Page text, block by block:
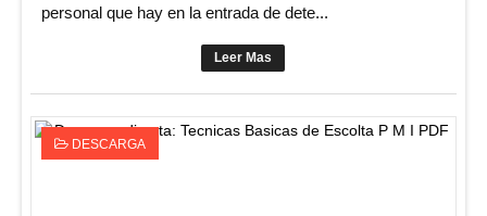
personal que hay en la entrada de dete...
Leer Mas
DESCARGA